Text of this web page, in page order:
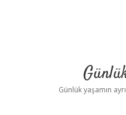
Günlük yaşamın